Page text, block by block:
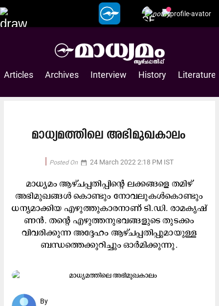
Articles Archives Interview History Literature
മാധ്യമത്തിലെ അഭിമുഖകാലം
Posted On date_range 24 March 2022 2:18 PM IST
Printed On date_range 2022/04/04 17:30:00
മാധ്യമം ആഴ്​ചപ്പതിപ്പി​െന്റ ലക്കങ്ങളെ തമിഴ്​
അഭിമുഖങ്ങൾ​ െകാണ്ടും നോവലുകൾകൊണ്ടും
ധന്യമാക്കിയ എഴുത്തുകാരനാണ്​ ടി.ഡി. രാമകൃഷ്​
ണൻ. ത​െന്റ എഴുത്തനുഭവങ്ങളുടെ തുടക്കം
വിവരിക്കുന്ന അദ്ദേഹം ആഴ്​ചപ്പതിപ്പുമായുള്ള
ബന്ധത്തെക്കുറിച്ചും ഒാർമിക്കുന്നു.
By